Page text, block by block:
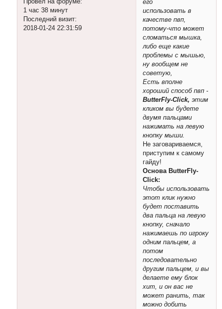
Провел на форуме:
1 час 38 минут
Последний визит:
2018-01-24 22:31:59
его
использовать в
качестве пвп,
потому-что может
сломаться мышка,
либо еще какие
проблемы с мышью,
ну вообщем не
советую,
Есть вполне
хороший способ пвп -
ButterFly-Click, этим
кликом вы будете
двумя пальцами
нажимать на левую
кнопку мыши.
Не заговариваемся,
приступим к самому
гайду!
Основа ButterFly-
Click:
Чтобы использовать
этот клик нужно
будет поставить
два пальца на левую
кнопку, сначало
нажимаешь по игроку
одним пальцем, а
потом
последовательно
другим пальцем, и вы
делаете ему блок
хит, и он вас не
может ранить, так
можно добить